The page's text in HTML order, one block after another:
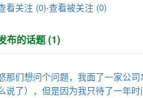
看关注 (0)·查看被关注 (0)
布的话题 (1)
那们想问个问题，我面了一家公
说了），但是因为我只待了一年